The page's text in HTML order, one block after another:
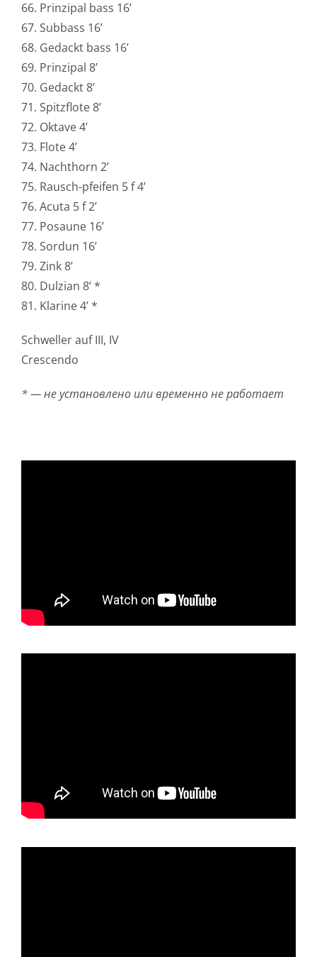
66. Prinzipal bass 16’
67. Subbass 16’
68. Gedackt bass 16’
69. Prinzipal 8’
70. Gedackt 8’
71. Spitzflote 8’
72. Oktave 4’
73. Flote 4’
74. Nachthorn 2’
75. Rausch-pfeifen 5 f 4’
76. Acuta 5 f 2’
77. Posaune 16’
78. Sordun 16’
79. Zink 8’
80. Dulzian 8’ *
81. Klarine 4’ *
Schweller auf III, IV
Crescendo
* — не установлено или временно не работает